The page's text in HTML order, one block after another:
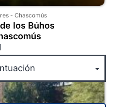
- Chascomús
los Búhos